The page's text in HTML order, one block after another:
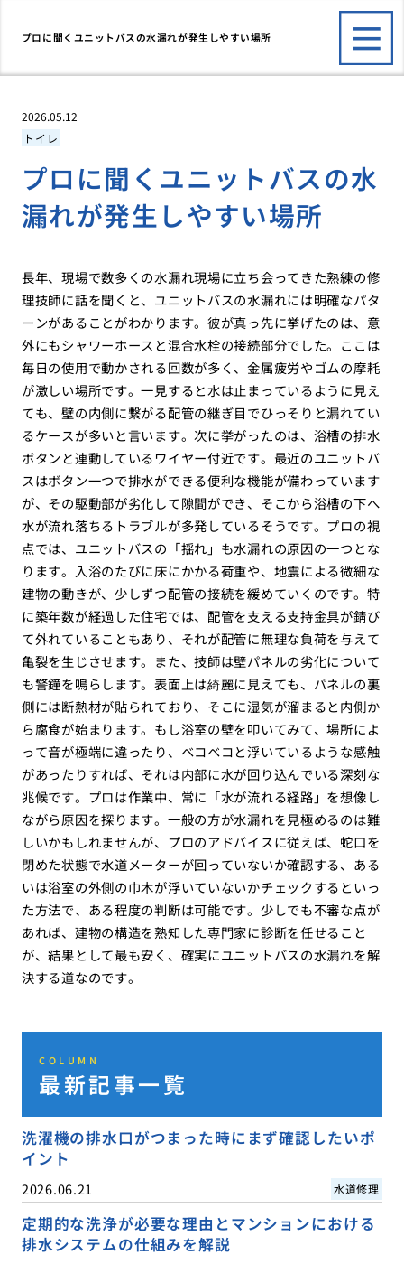
プロに聞くユニットバスの水漏れが発生しやすい場所
2026.05.12
トイレ
プロに聞くユニットバスの水
漏れが発生しやすい場所
長年、現場で数多くの水漏れ現場に立ち会ってきた熟練の修
理技師に話を聞くと、ユニットバスの水漏れには明確なパタ
ーンがあることがわかります。彼が真っ先に挙げたのは、意
外にもシャワーホースと混合水栓の接続部分でした。ここは
毎日の使用で動かされる回数が多く、金属疲労やゴムの摩耗
が激しい場所です。一見すると水は止まっているように見え
ても、壁の内側に繋がる配管の継ぎ目でひっそりと漏れてい
るケースが多いと言います。次に挙がったのは、浴槽の排水
ボタンと連動しているワイヤー付近です。最近のユニットバ
スはボタン一つで排水ができる便利な機能が備わっています
が、その駆動部が劣化して隙間ができ、そこから浴槽の下へ
水が流れ落ちるトラブルが多発しているそうです。プロの視
点では、ユニットバスの「揺れ」も水漏れの原因の一つとな
ります。入浴のたびに床にかかる荷重や、地震による微細な
建物の動きが、少しずつ配管の接続を緩めていくのです。特
に築年数が経過した住宅では、配管を支える支持金具が錆び
て外れていることもあり、それが配管に無理な負荷を与えて
亀裂を生じさせます。また、技師は壁パネルの劣化について
も警鐘を鳴らします。表面上は綺麗に見えても、パネルの裏
側には断熱材が貼られており、そこに湿気が溜まると内側か
ら腐食が始まります。もし浴室の壁を叩いてみて、場所によ
って音が極端に違ったり、ベコベコと浮いているような感触
があったりすれば、それは内部に水が回り込んでいる深刻な
兆候です。プロは作業中、常に「水が流れる経路」を想像し
ながら原因を探ります。一般の方が水漏れを見極めるのは難
しいかもしれませんが、プロのアドバイスに従えば、蛇口を
閉めた状態で水道メーターが回っていないか確認する、ある
いは浴室の外側の巾木が浮いていないかチェックするといっ
た方法で、ある程度の判断は可能です。少しでも不審な点が
あれば、建物の構造を熟知した専門家に診断を任せること
が、結果として最も安く、確実にユニットバスの水漏れを解
決する道なのです。
COLUMN
最新記事一覧
洗濯機の排水口がつまった時にまず確認したいポ
イント
2026.06.21 水道修理
定期的な洗浄が必要な理由とマンションにおける
排水システムの仕組みを解説